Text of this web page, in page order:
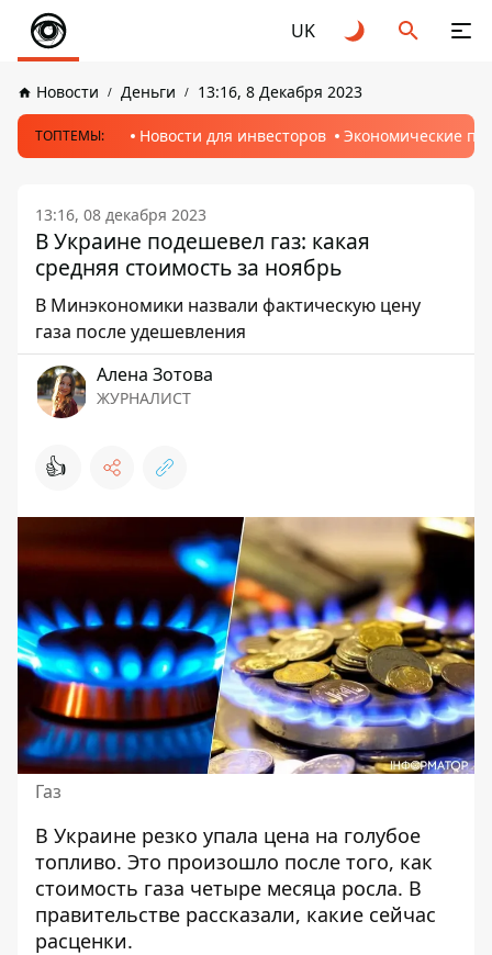
UK
Новости Деньги 13:16, 8 Декабря 2023
ТОПТЕМЫ: Новости для инвесторов Экономические
13:16, 08 декабря 2023
В Украине подешевел газ: какая
средняя стоимость за ноябрь
В Минэкономики назвали фактическую цену
газа после удешевления
Алена Зотова
ЖУРНАЛИСТ
👍
Газ
В Украине резко упала цена на голубое
топливо. Это произошло после того, как
стоимость газа четыре месяца росла. В
правительстве рассказали, какие сейчас
расценки.